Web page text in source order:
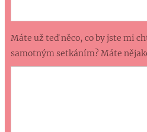
Máte už teď něco, co by jste mi
samotným setkáním? Máte